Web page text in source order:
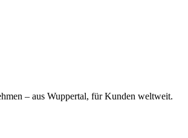
– aus Wuppertal, für Kunden weltweit.